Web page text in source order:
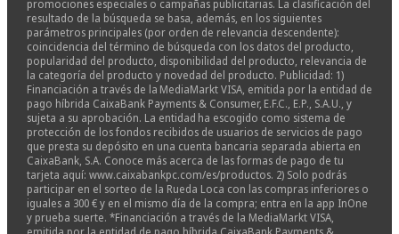
promociones especiales o campañas publicitarias. La clasificación del
resultado de la búsqueda se basa, además, en los siguientes
parámetros principales (por orden de relevancia descendente):
coincidencia del término de búsqueda con los datos del producto,
popularidad del producto, disponibilidad del producto, relevancia de
la categoría del producto y novedad del producto. Publicidad: 1)
Financiación a través de la MediaMarkt VISA, emitida por la entidad de
pago híbrida CaixaBank Payments & Consumer, E.F.C., E.P., S.A.U., y
sujeta a su aprobación. La entidad ha escogido como sistema de
protección de los fondos recibidos de usuarios de servicios de pago
que presta su depósito en una cuenta bancaria separada abierta en
CaixaBank, S.A. Conoce más acerca de las formas de pago de tu
tarjeta aquí: www.caixabankpc.com/es/productos. 2) Solo podrás
participar en el sorteo de la Rueda Loca con las compras inferiores o
iguales a 300 € y en el mismo día de la compra; entra en la app InOne
y prueba suerte. *Financiación a través de la MediaMarkt VISA,